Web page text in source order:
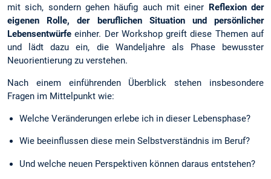
mit sich, sondern gehen häufig auch mit einer Reflexion der
eigenen Rolle, der beruflichen Situation und persönlicher
Lebensentwürfe einher. Der Workshop greift diese Themen auf
und lädt dazu ein, die Wandeljahre als Phase bewusster
Neuorientierung zu verstehen.
Nach einem einführenden Überblick stehen insbesondere
Fragen im Mittelpunkt wie:
Welche Veränderungen erlebe ich in dieser Lebensphase?
Wie beeinflussen diese mein Selbstverständnis im Beruf?
Und welche neuen Perspektiven können daraus entstehen?